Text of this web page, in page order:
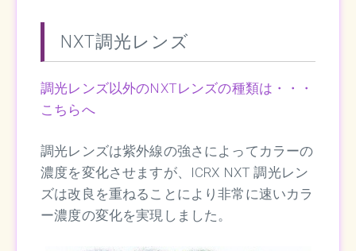
NXT調光レンズ
調光レンズ以外のNXTレンズの種類は・・・
こちらへ
調光レンズは紫外線の強さによってカラーの
濃度を変化させますが、ICRX NXT 調光レン
ズは改良を重ねることにより非常に速いカラ
ー濃度の変化を実現しました。